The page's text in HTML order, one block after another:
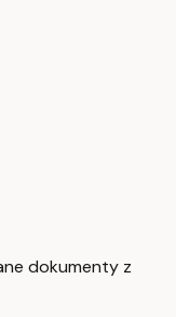
dokumenty z